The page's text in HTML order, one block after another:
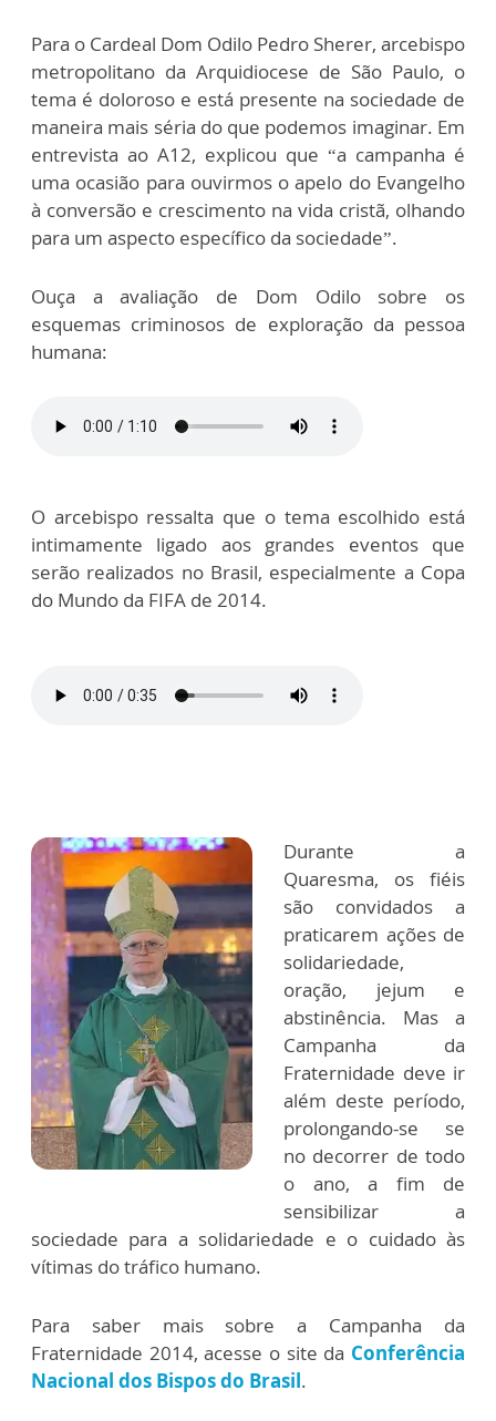
Para o Cardeal Dom Odilo Pedro Sherer, arcebispo
metropolitano da Arquidiocese de São Paulo, o
tema é doloroso e está presente na sociedade de
maneira mais séria do que podemos imaginar. Em
entrevista ao A12, explicou que “a campanha é
uma ocasião para ouvirmos o apelo do Evangelho
à conversão e crescimento na vida cristã, olhando
para um aspecto específico da sociedade”.
Ouça a avaliação de Dom Odilo sobre os
esquemas criminosos de exploração da pessoa
humana:
O arcebispo ressalta que o tema escolhido está
intimamente ligado aos grandes eventos que
serão realizados no Brasil, especialmente a Copa
do Mundo da FIFA de 2014.
Durante a
Quaresma, os fiéis
são convidados a
praticarem ações de
solidariedade,
oração, jejum e
abstinência. Mas a
Campanha da
Fraternidade deve ir
além deste período,
prolongando-se se
no decorrer de todo
o ano, a fim de
sensibilizar a
sociedade para a solidariedade e o cuidado às
vítimas do tráfico humano.
Para saber mais sobre a Campanha da
Fraternidade 2014, acesse o site da Conferência
Nacional dos Bispos do Brasil.